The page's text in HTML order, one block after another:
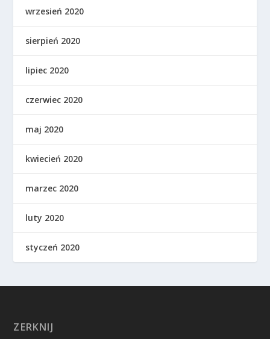
wrzesień 2020
sierpień 2020
lipiec 2020
czerwiec 2020
maj 2020
kwiecień 2020
marzec 2020
luty 2020
styczeń 2020
ZERKNIJ